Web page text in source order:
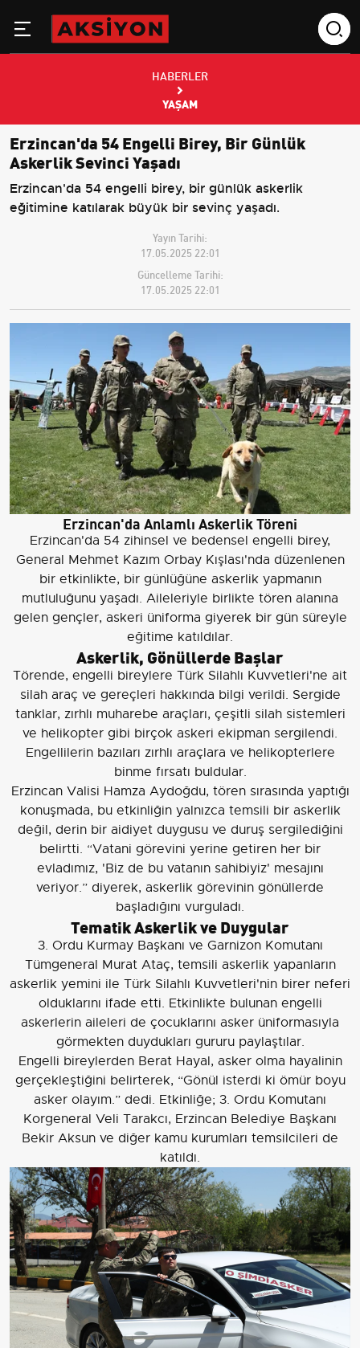
HABERLER
YAŞAM
Erzincan'da 54 Engelli Birey, Bir Günlük
Askerlik Sevinci Yaşadı
Erzincan'da 54 engelli birey, bir günlük askerlik
eğitimine katılarak büyük bir sevinç yaşadı.
Yayın Tarihi:
17.05.2025 22:01
Güncelleme Tarihi:
17.05.2025 22:01
Erzincan'da Anlamlı Askerlik Töreni
Erzincan'da 54 zihinsel ve bedensel engelli birey,
General Mehmet Kazım Orbay Kışlası'nda düzenlenen
bir etkinlikte, bir günlüğüne askerlik yapmanın
mutluluğunu yaşadı. Aileleriyle birlikte tören alanına
gelen gençler, askeri üniforma giyerek bir gün süreyle
eğitime katıldılar.
Askerlik, Gönüllerde Başlar
Törende, engelli bireylere Türk Silahlı Kuvvetleri'ne ait
silah araç ve gereçleri hakkında bilgi verildi. Sergide
tanklar, zırhlı muharebe araçları, çeşitli silah sistemleri
ve helikopter gibi birçok askeri ekipman sergilendi.
Engellilerin bazıları zırhlı araçlara ve helikopterlere
binme fırsatı buldular.
Erzincan Valisi Hamza Aydoğdu, tören sırasında yaptığı
konuşmada, bu etkinliğin yalnızca temsili bir askerlik
değil, derin bir aidiyet duygusu ve duruş sergilediğini
belirtti. “Vatani görevini yerine getiren her bir
evladımız, 'Biz de bu vatanın sahibiyiz' mesajını
veriyor.” diyerek, askerlik görevinin gönüllerde
başladığını vurguladı.
Tematik Askerlik ve Duygular
3. Ordu Kurmay Başkanı ve Garnizon Komutanı
Tümgeneral Murat Ataç, temsili askerlik yapanların
askerlik yemini ile Türk Silahlı Kuvvetleri'nin birer neferi
olduklarını ifade etti. Etkinlikte bulunan engelli
askerlerin aileleri de çocuklarını asker üniformasıyla
görmekten duydukları gururu paylaştılar.
Engelli bireylerden Berat Hayal, asker olma hayalinin
gerçekleştiğini belirterek, “Gönül isterdi ki ömür boyu
asker olayım.” dedi. Etkinliğe; 3. Ordu Komutanı
Korgeneral Veli Tarakcı, Erzincan Belediye Başkanı
Bekir Aksun ve diğer kamu kurumları temsilcileri de
katıldı.